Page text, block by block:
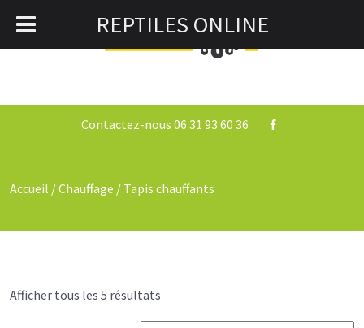
Contactez-nous 06 31 93 60 36
Accueil /Chauffage / Tapis chauffants
Afficher tous les 5 résultats
REPTILES ONLINE